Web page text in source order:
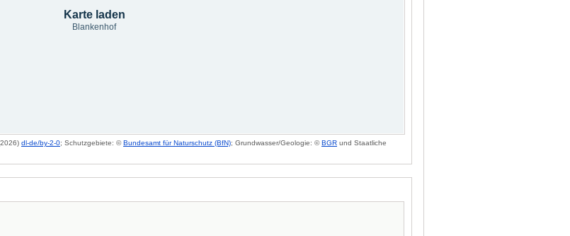
Karte laden
Blankenhof
dl-de/by-2-0; Schutzgebiete: ©Bundesamt für Naturschutz (BfN); Grundwasser/Geologie: ©BGR und Staatliche